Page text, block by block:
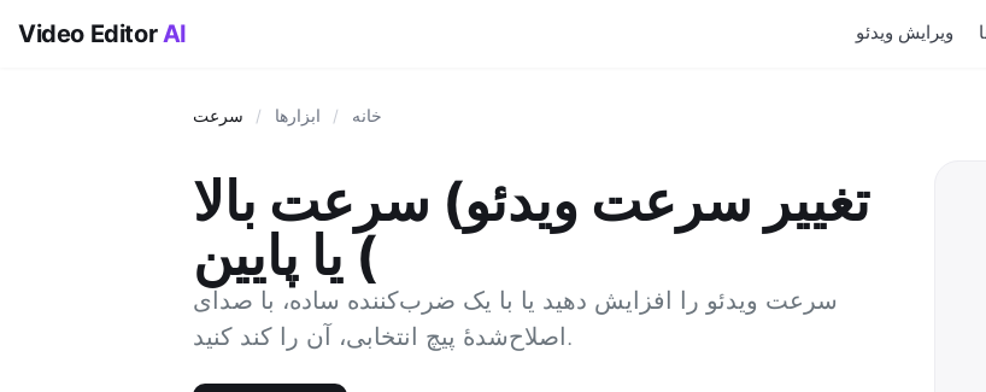
Video EditorAI ویرایش ویدئو
خانه / ابزارها / سرعت
تغییر سرعت ویدئو) سرعت بالا
یا پایین (
سرعت ویدئو را افزایش دهید یا با یک ضرب‌کننده ساده، با صدای
اصلاح‌شدهٔ پیچ انتخابی، آن را کند کنید.